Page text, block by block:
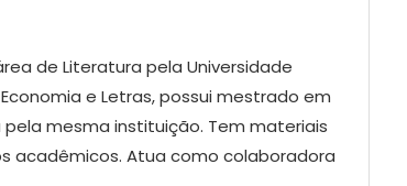
de Literatura pela Universidade
e Letras, possui mestrado em
mesma instituição. Tem materiais
acadêmicos. Atua como colaboradora